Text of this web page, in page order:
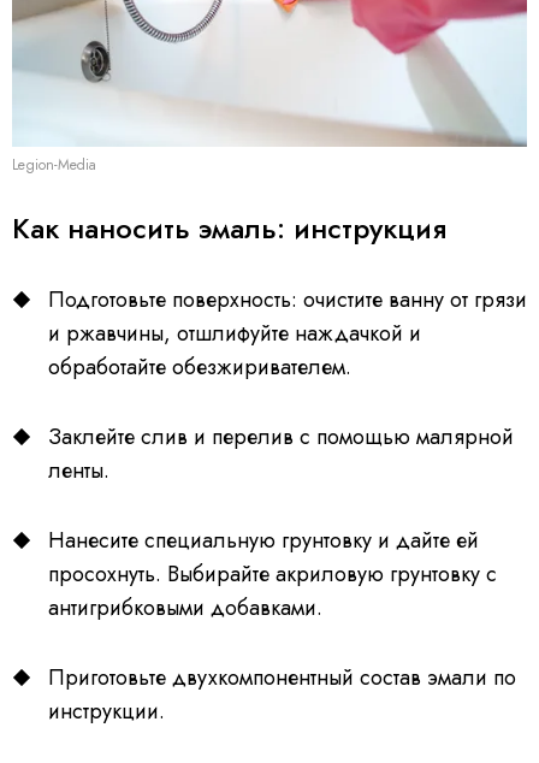
Legion-Media
Как наносить эмаль: инструкция
Подготовьте поверхность: очистите ванну от грязи
и ржавчины, отшлифуйте наждачкой и
обработайте обезжиривателем.
Заклейте слив и перелив с помощью малярной
ленты.
Нанесите специальную грунтовку и дайте ей
просохнуть. Выбирайте акриловую грунтовку с
антигрибковыми добавками.
Приготовьте двухкомпонентный состав эмали по
инструкции.